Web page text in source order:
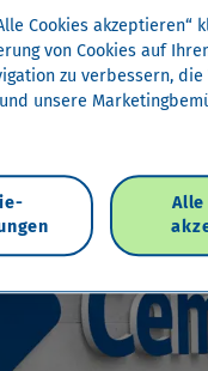
Cookies akzeptieren“
von Cookies auf
zu verbessern, die
unsere
Alle